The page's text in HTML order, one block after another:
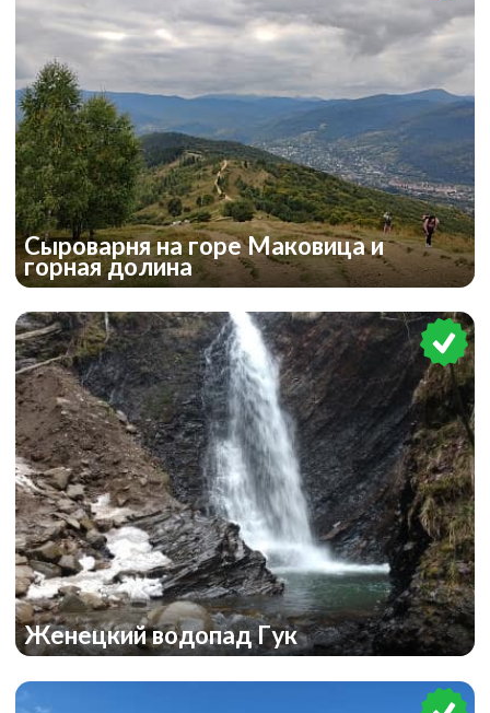
Сыроварня на горе Маковица и
горная долина
Женецкий водопад Гук